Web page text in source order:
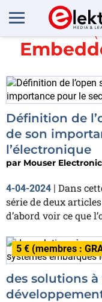
Définition de
de son
l’électronique
par Mouser
4-04-2024 | Dans
série de deux
d’abord voir ce que
5 € (membres :
des solutions